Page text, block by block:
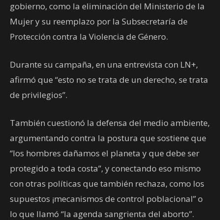
gobierno, como la eliminación del Ministerio de la
Mujer y su reemplazo por la Subsecretaría de
Protección contra la Violencia de Género.
Durante su campaña, en una entrevista con LN+,
afirmó que “esto no se trata de un derecho, se trata
de privilegios”.
También cuestionó la defensa del medio ambiente,
argumentando contra la postura que sostiene que
“los hombres dañamos el planeta y que debe ser
protegido a toda costa”, y conectando eso mismo
con otras políticas que también rechaza, como los
supuestos ¡mecanismos de control poblacional” o
lo que llamó “la agenda sangrienta del aborto”.